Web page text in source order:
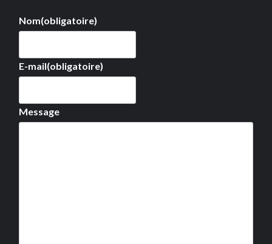
Nom(obligatoire)
E-mail(obligatoire)
Message